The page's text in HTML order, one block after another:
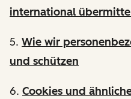
international
5. Wie wir
und schützen
6. Cookies und